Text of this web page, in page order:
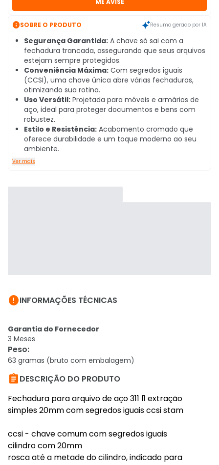
ME AVISE
SOBRE O PRODUTO Resumo gerado por IA
Segurança Garantida: A chave só sai com a
fechadura trancada, assegurando que seus arquivos
estejam sempre protegidos.
Conveniência Máxima: Com segredos iguais
(CCSI), uma chave única abre várias fechaduras,
otimizando sua rotina.
Uso Versátil: Projetada para móveis e armários de
aço, ideal para proteger documentos e bens com
robustez.
Estilo e Resistência: Acabamento cromado que
oferece durabilidade e um toque moderno ao seu
ambiente.
Ver mais
INFORMAÇÕES TÉCNICAS
Garantia do Fornecedor
3 Meses
Peso:
63 gramas (bruto com embalagem)
DESCRIÇÃO DO PRODUTO
Fechadura para arquivo de aço 311 l1 extração
simples 20mm com segredos iguais ccsi stam
ccsi - chave comum com segredos iguais
cilindro com 20mm
rosca até a metade do cilindro, indicado para